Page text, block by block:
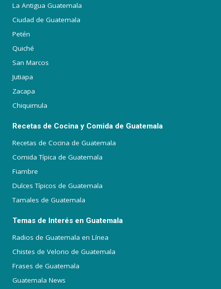
La Antigua Guatemala
Ciudad de Guatemala
Petén
Quiché
San Marcos
Jutiapa
Zacapa
Chiquimula
Recetas de Cocina y Comida de Guatemala
Recetas de Cocina de Guatemala
Comida Típica de Guatemala
Fiambre
Dulces Típicos de Guatemala
Tamales de Guatemala
Temas de Interés en Guatemala
Radios de Guatemala en Línea
Chistes de Velorio de Guatemala
Frases de Guatemala
Guatemala News